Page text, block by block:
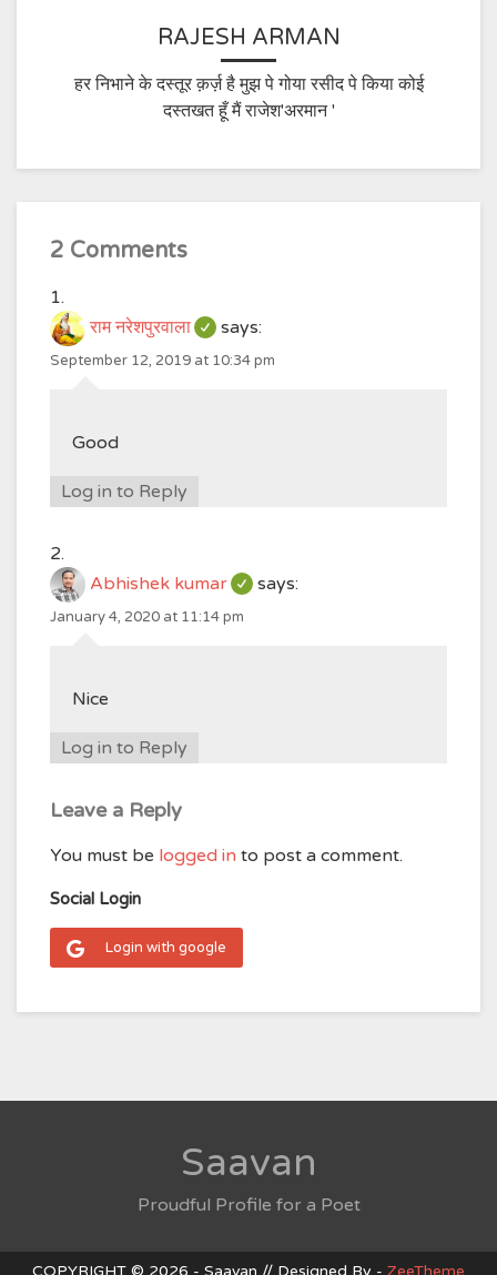
RAJESH ARMAN
हर निभाने के दस्तूर क़र्ज़ है मुझ पे गोया रसीद पे किया कोई
दस्तखत हूँ मैं राजेश'अरमान '
2 Comments
राम नरेशपुरवाला says:
September 12, 2019 at 10:34 pm
Good
Log in to Reply
Abhishek kumar says:
January 4, 2020 at 11:14 pm
Nice
Log in to Reply
Leave a Reply
You must be logged in to post a comment.
Social Login
Login with google
Saavan
Proudful Profile for a Poet